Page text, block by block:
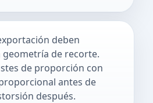
deben
de recorte.
de proporción con
antes de
después.